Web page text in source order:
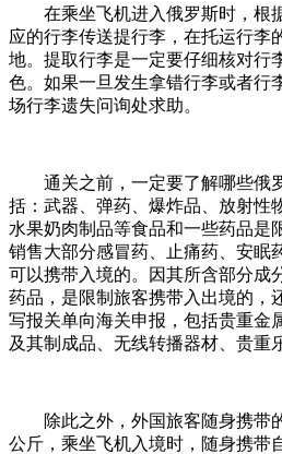
在乘坐飞机进入俄罗斯时，根
应的行李传送提行李，在托运行李
地。提取行李是一定要仔细核对行
色。如果一旦发生拿错行李或者行
场行李遗失问询处求助。
通关之前，一定要了解哪些俄
括：武器、弹药、爆炸品、放射性
水果奶肉制品等食品和一些药品是
销售大部分感冒药、止痛药、安眠
可以携带入境的。因其所含部分成
药品，是限制旅客携带入出境的，
写报关单向海关申报，包括贵重金
及其制成品、无线转播器材、贵重
除此之外，外国旅客随身携带
公斤，乘坐飞机入境时，随身携带